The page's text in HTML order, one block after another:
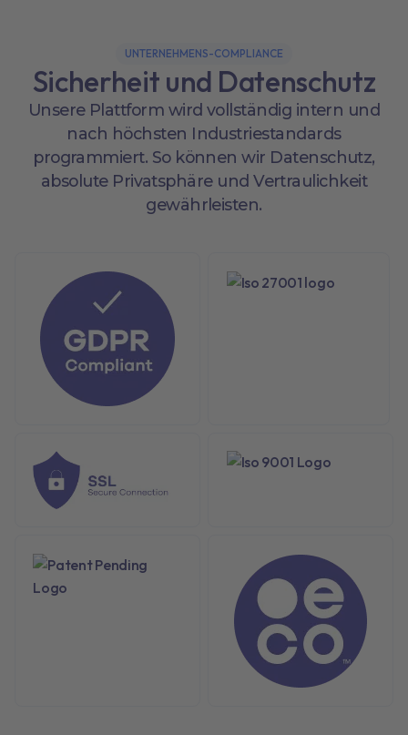
UNTERNEHMENS-COMPLIANCE
Sicherheit und Datenschutz
Unsere Plattform wird vollständig intern und
nach höchsten Industriestandards
programmiert. So können wir Datenschutz,
absolute Privatsphäre und Vertraulichkeit
gewährleisten.